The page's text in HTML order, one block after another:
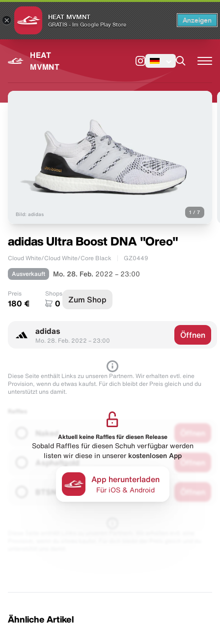
× HEAT MVMNT
GRATIS - Im Google Play Store
Anzeigen
HEAT
MVMNT
Bild: adidas 1 / 7
adidas Ultra Boost DNA "Oreo"
Cloud White/Cloud White/Core Black GZ0449
Ausverkauft Mo. 28. Feb. 2022 – 23:00
Preis
180 €
Shops
0 Zum Shop
adidas
Mo. 28. Feb. 2022 – 23:00
Öffnen
Diese Seite enthält Links zu unseren Partnern. Wir erhalten evtl. eine
Provision, wenn du etwas kaufst. Für dich bleibt der Preis gleich und du
unterstützt uns damit.
Naked
Asphaltgold
Aktuell keine Raffles für diesen Release
Sobald Raffles für diesen Schuh verfügbar werden
listen wir diese in unserer kostenlosen App
App herunterladen
Für iOS & Android
Ähnliche Artikel
Switch to the English version? Switch ×